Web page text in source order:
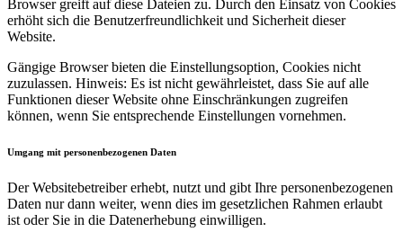
Browser greift auf diese Dateien zu. Durch den Einsatz von Cookies
erhöht sich die Benutzerfreundlichkeit und Sicherheit dieser
Website.
Gängige Browser bieten die Einstellungsoption, Cookies nicht
zuzulassen. Hinweis: Es ist nicht gewährleistet, dass Sie auf alle
Funktionen dieser Website ohne Einschränkungen zugreifen
können, wenn Sie entsprechende Einstellungen vornehmen.
Umgang mit personenbezogenen Daten
Der Websitebetreiber erhebt, nutzt und gibt Ihre personenbezogenen
Daten nur dann weiter, wenn dies im gesetzlichen Rahmen erlaubt
ist oder Sie in die Datenerhebung einwilligen.